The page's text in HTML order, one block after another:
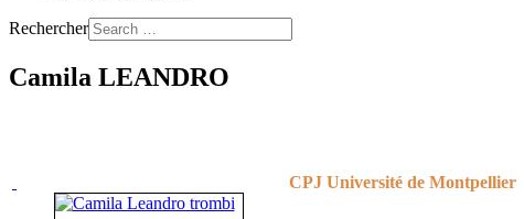
Rechercher
Camila LEANDRO
CPJ Université de Montpellier